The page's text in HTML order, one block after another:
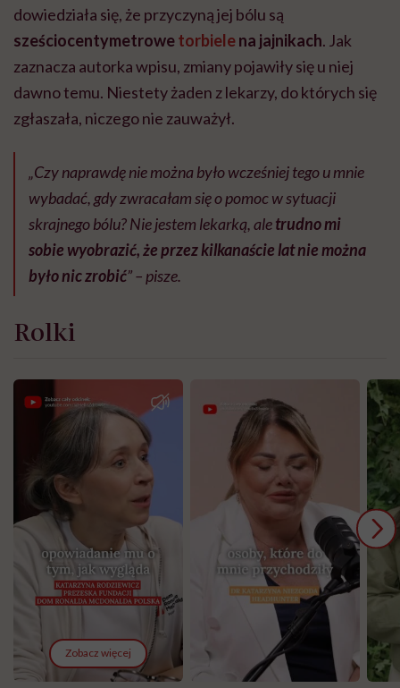
dowiedziała się, że przyczyną jej bólu są
sześciocentymetrowetorbielena jajnikach. Jak
zaznacza autorka wpisu, zmiany pojawiły się u niej
dawno temu. Niestety żaden z lekarzy, do których się
zgłaszała, niczego nie zauważył.
„Czy naprawdę nie można było wcześniej tego u mnie
wybadać, gdy zwracałam się o pomoc w sytuacji
skrajnego bólu? Nie jestem lekarką, aletrudno mi
sobie wyobrazić, że przez kilkanaście lat nie można
było nic zrobić” – pisze.
Rolki
Zobacz więcej